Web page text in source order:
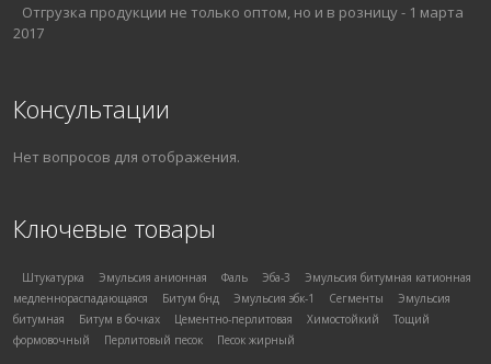
Отгрузка продукции не только оптом, но и в розницу- 1 марта
2017
Консультации
Нет вопросов для отображения.
Ключевые товары
Штукатурка Эмульсия анионная Фаль Эба-3
Эмульсия битумная катионная
медленнораспадающаяся
Битум бнд Эмульсия эбк-1 Сегменты
Эмульсия
битумная
Битум в бочках Цементно-перлитовая Химостойкий
Тощий
формовочный
Перлитовый песок Песок жирный